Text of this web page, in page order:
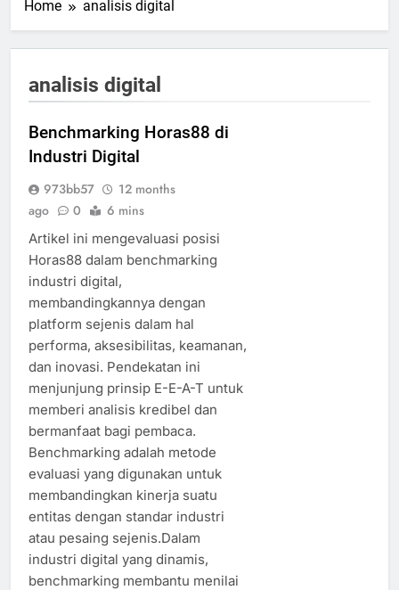
Home analisis digital
analisis digital
Benchmarking Horas88 di
Industri Digital
973bb57
12 months
ago
0 6 mins
Artikel ini mengevaluasi posisi
Horas88 dalam benchmarking
industri digital,
membandingkannya dengan
platform sejenis dalam hal
performa, aksesibilitas, keamanan,
dan inovasi. Pendekatan ini
menjunjung prinsip E-E-A-T untuk
memberi analisis kredibel dan
bermanfaat bagi pembaca.
Benchmarking adalah metode
evaluasi yang digunakan untuk
membandingkan kinerja suatu
entitas dengan standar industri
atau pesaing sejenis.Dalam
industri digital yang dinamis,
benchmarking membantu menilai